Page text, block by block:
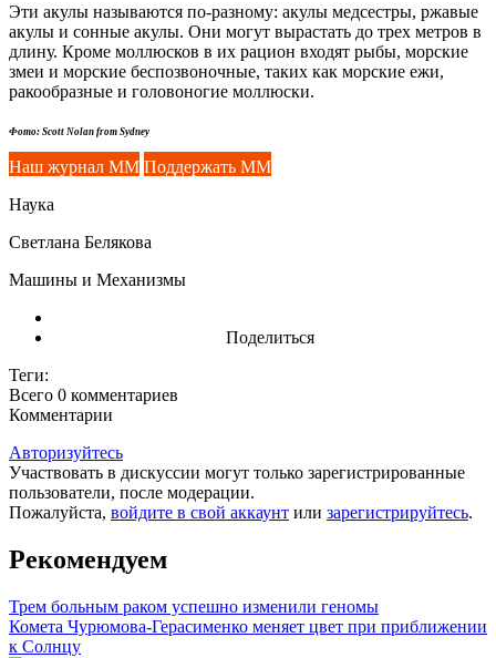
Эти акулы называются по-разному: акулы медсестры, ржавые
акулы и сонные акулы. Они могут вырастать до трех метров в
длину. Кроме моллюсков в их рацион входят рыбы, морские
змеи и морские беспозвоночные, таких как морские ежи,
ракообразные и головоногие моллюски.
Фото: Scott Nolan from Sydney
Наш журнал ММ Поддержать ММ
Наука
Светлана Белякова
Машины и Механизмы
Поделиться
Теги:
Всего 0 комментариев
Комментарии
Авторизуйтесь
Участвовать в дискуссии могут только зарегистрированные
пользователи, после модерации.
Пожалуйста, войдите в свой аккаунт или зарегистрируйтесь.
Рекомендуем
Трем больным раком успешно изменили геномы
Комета Чурюмова-Герасименко меняет цвет при приближении
к Солнцу